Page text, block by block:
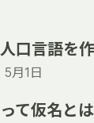
口言語を
5月1日
て仮名とは